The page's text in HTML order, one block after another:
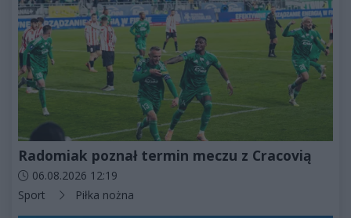
Radomiak poznał termin meczu z Cracovią
Data dodania artykułu:
06.08.2026 12:19
Kategorie artykułu:
Sport Piłka nożna